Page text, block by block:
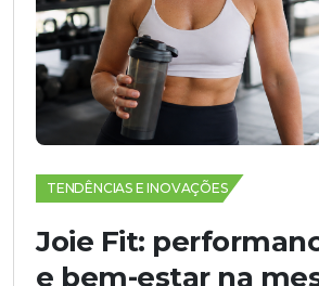
TENDÊNCIAS E INOVAÇÕES
Joie Fit:
e bem-estar na